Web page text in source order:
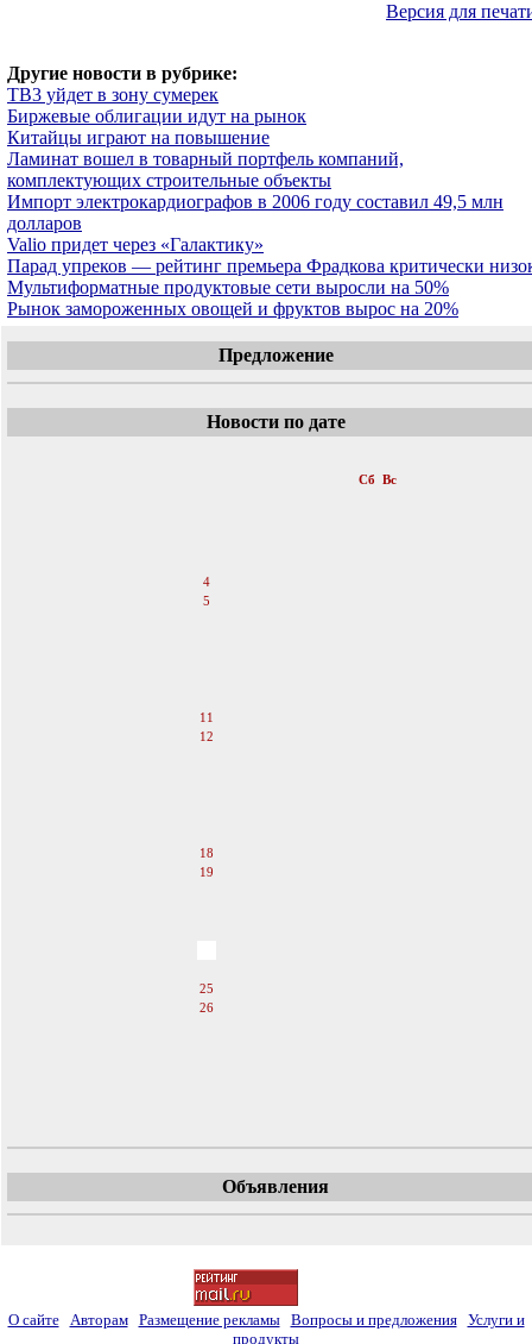
Версия для
Другие новости в рубрике:
ТВ3 уйдет в зону сумерек
Биржевые облигации идут на рынок
Китайцы играют на повышение
Ламинат вошел в товарный портфель компаний,
комплектующих строительные объекты
Импорт электрокардиографов в 2006 году составил 49,5 млн
долларов
Valio придет через «Галактику»
Парад упреков — рейтинг премьера Фрадкова критически
Мультиформатные продуктовые сети выросли на 50%
Рынок замороженных овощей и фруктов вырос на 20%
Предложение
Новости по дате
Сб Вс
4
5
11
12
18
19
25
26
Объявления
О сайте Авторам Размещение рекламы Вопросы и предложения
Услуги и
продукты